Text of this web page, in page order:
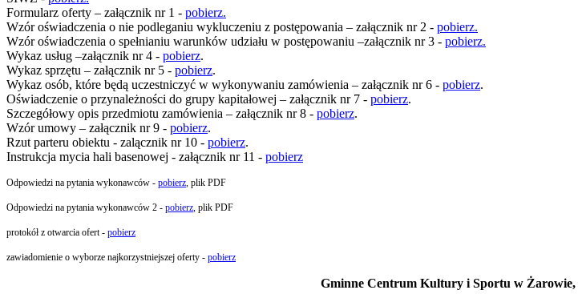
Formularz oferty – załącznik nr 1 - pobierz.
Wzór oświadczenia o nie podleganiu wykluczeniu z postępowania – załącznik nr 2 - pobierz.
Wzór oświadczenia o spełnianiu warunków udziału w postępowaniu –załącznik nr 3 - pobierz.
Wykaz usług –załącznik nr 4 - pobierz.
Wykaz sprzętu – załącznik nr 5 - pobierz.
Wykaz osób, które będą uczestniczyć w wykonywaniu zamówienia – załącznik nr 6 - pobierz.
Oświadczenie o przynależności do grupy kapitałowej – załącznik nr 7 - pobierz.
Szczegółowy opis przedmiotu zamówienia – załącznik nr 8 - pobierz.
Wzór umowy – załącznik nr 9 - pobierz.
Rzut parteru obiektu - zalącznik nr 10 - pobierz.
Instrukcja mycia hali basenowej - załącznik nr 11 - pobierz
Odpowiedzi na pytania wykonawców - pobierz, plik PDF
Odpowiedzi na pytania wykonawców 2 - pobierz, plik PDF
protokół z otwarcia ofert - pobierz
zawiadomienie o wyborze najkorzystniejszej oferty - pobierz
Gminne Centrum Kultury i Sportu w Żarowie,